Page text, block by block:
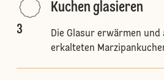
3
Kuchen glasieren
Die Glasur erwärmen und
erkalteten